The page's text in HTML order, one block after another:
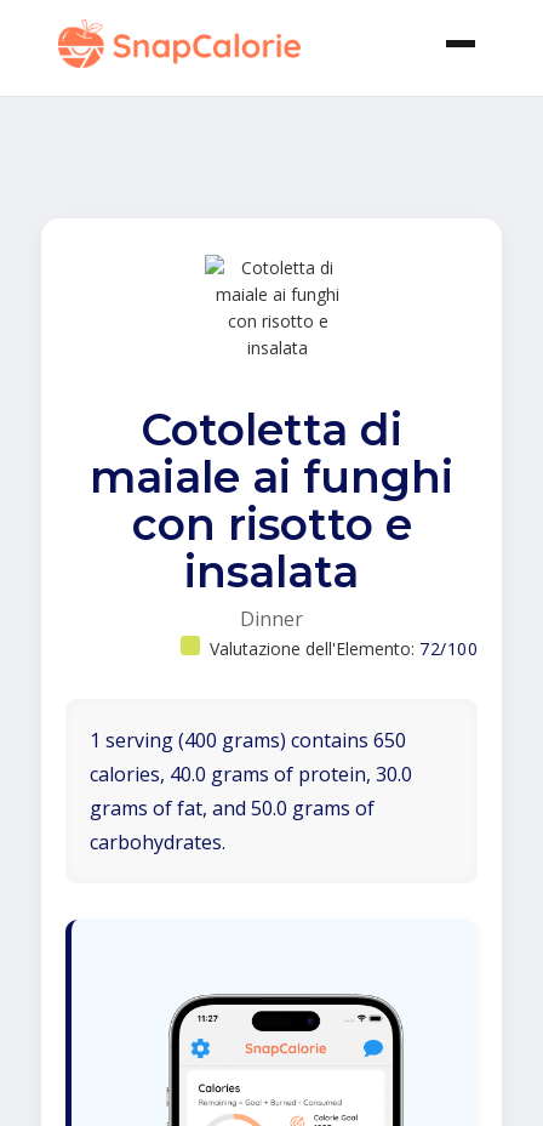
Cotoletta di
maiale ai funghi
con risotto e
insalata
Dinner
Valutazione dell'Elemento: 72/100
1 serving (400 grams) contains 650
calories, 40.0 grams of protein, 30.0
grams of fat, and 50.0 grams of
carbohydrates.